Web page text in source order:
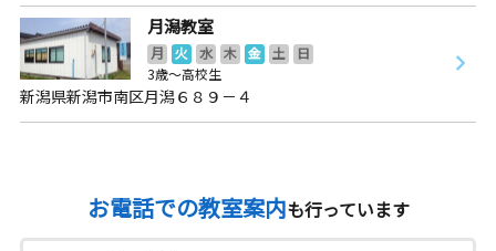
月潟教室
月 火 水 木 金 土
日
3歳～高校生
新潟県新潟市南区月潟６８９－４
お電話での教室案内も行っています